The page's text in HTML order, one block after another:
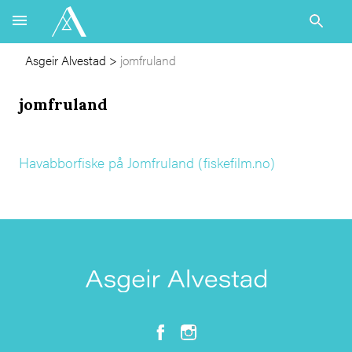
Asgeir Alvestad > jomfruland
jomfruland
Havabborfiske på Jomfruland (fiskefilm.no)